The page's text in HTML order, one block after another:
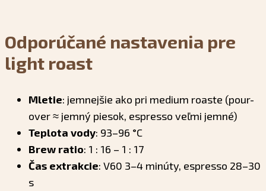
Odporúčané nastavenia pre
light roast
Mletie: jemnejšie ako pri medium roaste (pour-
over ≈ jemný piesok, espresso veľmi jemné)
Teplota vody: 93–96 °C
Brew ratio: 1 : 16 – 1 : 17
Čas extrakcie: V60 3–4 minúty, espresso 28–30
s